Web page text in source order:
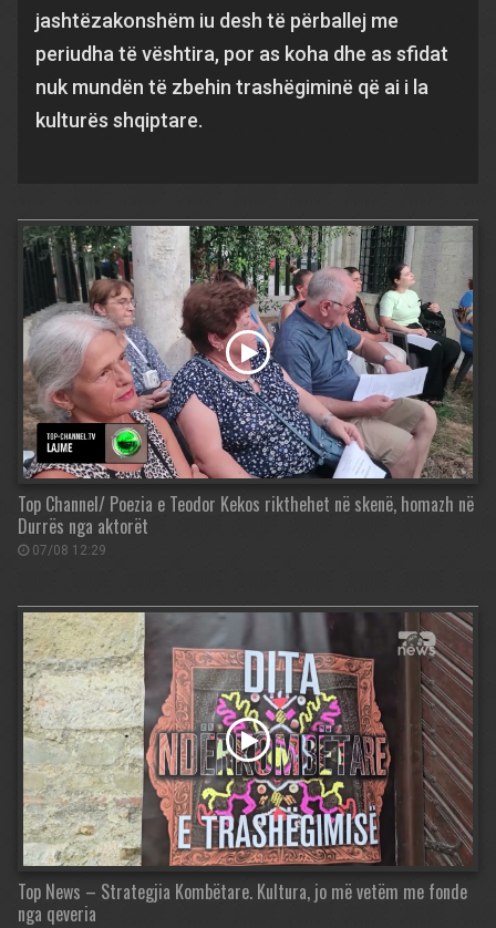
jashtëzakonshëm iu desh të përballej me
periudha të vështira, por as koha dhe as sfidat
nuk mundën të zbehin trashëgiminë që ai i la
kulturës shqiptare.
Top Channel/ Poezia e Teodor Kekos rikthehet në skenë, homazh në
Durrës nga aktorët
07/08 12:29
Top News – Strategjia Kombëtare. Kultura, jo më vetëm me fonde
nga qeveria